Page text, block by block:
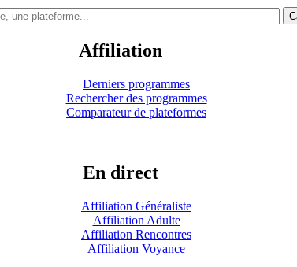
Affiliation
Derniers programmes
Rechercher des programmes
Comparateur de plateformes
En direct
Affiliation Généraliste
Affiliation Adulte
Affiliation Rencontres
Affiliation Voyance